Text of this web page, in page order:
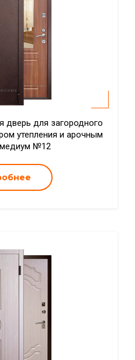
дверь для загородного
утепления и арочным
№12